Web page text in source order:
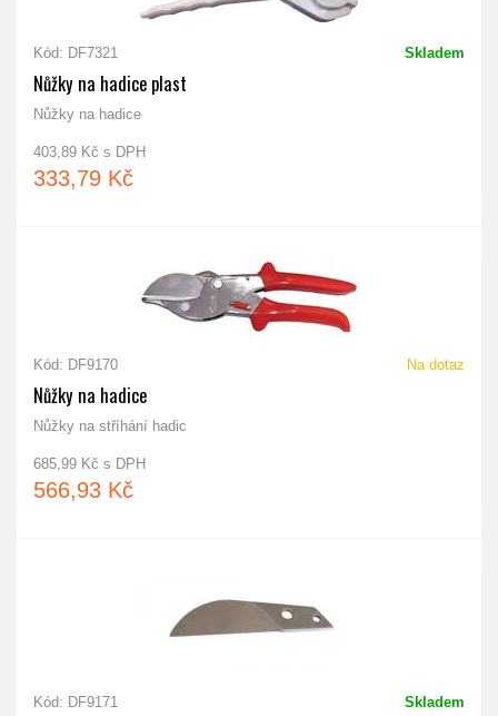
Kód: DF7321 Skladem
Nůžky na hadice plast
Nůžky na hadice
403,89 Kč s DPH
333,79 Kč
Kód: DF9170 Na dotaz
Nůžky na hadice
Nůžky na stříhání hadic
685,99 Kč s DPH
566,93 Kč
Kód: DF9171 Skladem